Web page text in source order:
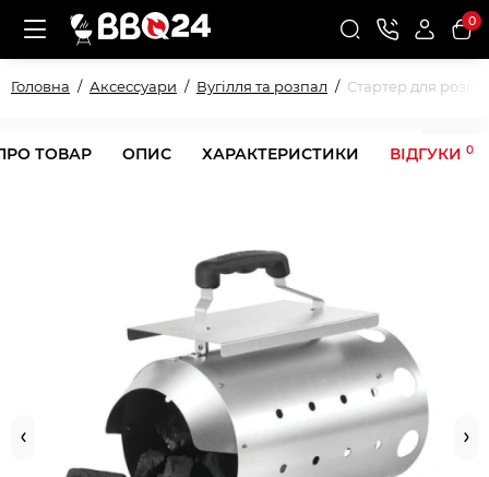
0
Головна Аксессуари Вугілля та розпал Стартер для
ТОВАР ОПИС ХАРАКТЕРИСТИКИ ВІДГУКИ 0